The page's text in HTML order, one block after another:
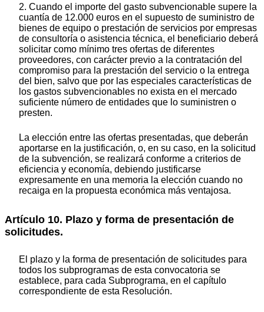
2. Cuando el importe del gasto subvencionable supere la
cuantía de 12.000 euros en el supuesto de suministro de
bienes de equipo o prestación de servicios por empresas
de consultoría o asistencia técnica, el beneficiario deberá
solicitar como mínimo tres ofertas de diferentes
proveedores, con carácter previo a la contratación del
compromiso para la prestación del servicio o la entrega
del bien, salvo que por las especiales características de
los gastos subvencionables no exista en el mercado
suficiente número de entidades que lo suministren o
presten.
La elección entre las ofertas presentadas, que deberán
aportarse en la justificación, o, en su caso, en la solicitud
de la subvención, se realizará conforme a criterios de
eficiencia y economía, debiendo justificarse
expresamente en una memoria la elección cuando no
recaiga en la propuesta económica más ventajosa.
Artículo 10. Plazo y forma de presentación de
solicitudes.
El plazo y la forma de presentación de solicitudes para
todos los subprogramas de esta convocatoria se
establece, para cada Subprograma, en el capítulo
correspondiente de esta Resolución.